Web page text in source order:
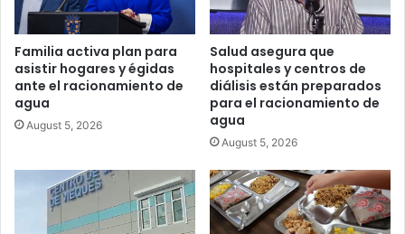
Familia activa plan para
asistir hogares y égidas
ante el racionamiento de
agua
August 5, 2026
Salud asegura que
hospitales y centros de
diálisis están preparados
para el racionamiento de
agua
August 5, 2026